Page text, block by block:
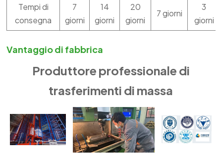
Tempi di
consegna
7
giorni
14
giorni
20
giorni
7 giorni
3
giorni
Vantaggio di fabbrica
Produttore professionale di
trasferimenti di massa